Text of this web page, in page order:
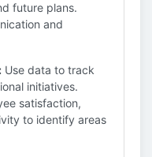
future plans.
and
Use data to track
initiatives.
satisfaction,
to identify areas